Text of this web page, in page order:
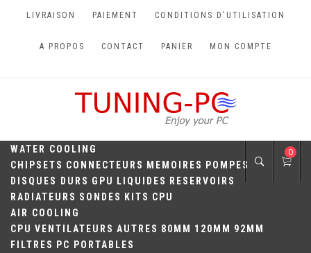
LIVRAISON PAIEMENT CONDITIONS D'UTILISATION
A PROPOS CONTACT PANIER MON COMPTE
TUNING-PC
WATER COOLING
CHIPSETS CONNECTEURS MEMOIRES
POMPES
DISQUES DURS GPU LIQUIDES
RESERVOIRS
RADIATEURS SONDES KITS CPU
AIR COOLING
CPU VENTILATEURS AUTRES 80MM 120MM
92MM
FILTRES
PC PORTABLES
0